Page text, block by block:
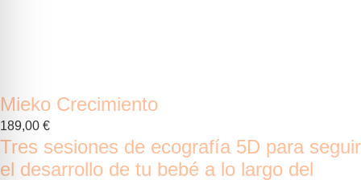
Mieko Crecimiento
189,00 €
Tres sesiones de ecografía 5D para seguir
el desarrollo de tu bebé a lo largo del